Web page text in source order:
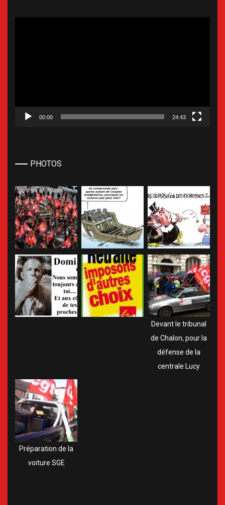
00:00 24:43
PHOTOS
Devant le tribunal
de Chalon, pour la
défense de la
centrale Lucy
Préparation de la
voiture SGE